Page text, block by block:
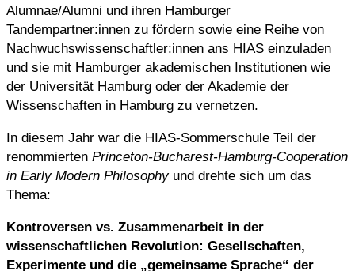
Alumnae/Alumni und ihren Hamburger
Tandempartner:innen zu fördern sowie eine Reihe von
Nachwuchswissenschaftler:innen ans HIAS einzuladen
und sie mit Hamburger akademischen Institutionen wie
der Universität Hamburg oder der Akademie der
Wissenschaften in Hamburg zu vernetzen.
In diesem Jahr war die HIAS-Sommerschule Teil der
renommierten Princeton-Bucharest-Hamburg-Cooperation
in Early Modern Philosophyund drehte sich um das
Thema:
Kontroversen vs. Zusammenarbeit in der
wissenschaftlichen Revolution: Gesellschaften,
Experimente und die „gemeinsame Sprache“ der